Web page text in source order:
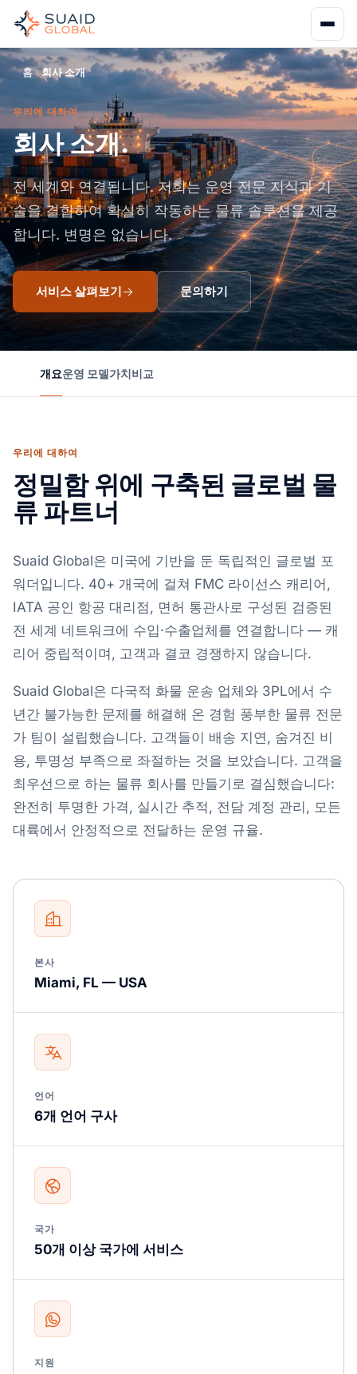
홈 회사 소개
우리에 대하여
회사 소개.
전 세계와 연결됩니다. 저희는 운영 전문 지식과 기
술을 결합하여 확실히 작동하는 물류 솔루션을 제공
합니다. 변명은 없습니다.
서비스 살펴보기 문의하기
개요운영 모델가치비교
우리에 대하여
정밀함 위에 구축된 글로벌 물
류 파트너
Suaid Global은 미국에 기반을 둔 독립적인 글로벌 포
워더입니다. 40+ 개국에 걸쳐 FMC 라이선스 캐리어,
IATA 공인 항공 대리점, 면허 통관사로 구성된 검증된
전 세계 네트워크에 수입·수출업체를 연결합니다 — 캐
리어 중립적이며, 고객과 결코 경쟁하지 않습니다.
Suaid Global은 다국적 화물 운송 업체와 3PL에서 수
년간 불가능한 문제를 해결해 온 경험 풍부한 물류 전문
가 팀이 설립했습니다. 고객들이 배송 지연, 숨겨진 비
용, 투명성 부족으로 좌절하는 것을 보았습니다. 고객을
최우선으로 하는 물류 회사를 만들기로 결심했습니다:
완전히 투명한 가격, 실시간 추적, 전담 계정 관리, 모든
대륙에서 안정적으로 전달하는 운영 규율.
본사
Miami, FL — USA
언어
6개 언어 구사
국가
50개 이상 국가에 서비스
지원